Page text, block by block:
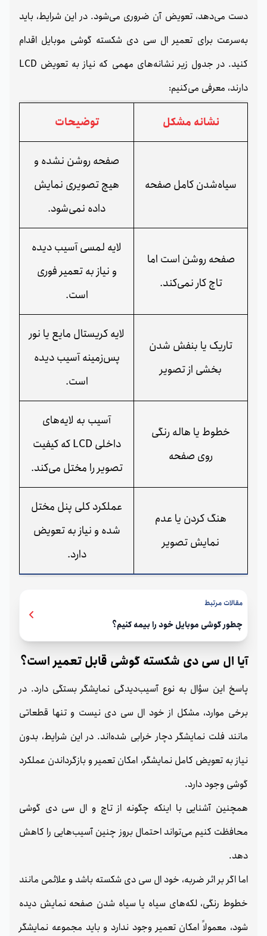
دست می‌دهد، تعویض آن ضروری می‌شود. در این شرایط، باید
به‌سرعت برای تعمیر ال سی دی شکسته گوشی موبایل اقدام
کنید. در جدول زیر نشانه‌های مهمی که نیاز به تعویض LCD
دارند، معرفی می‌کنیم:
نشانه مشکل توضیحات
سیاه‌شدن کامل صفحه
صفحه روشن نشده و
هیچ تصویری نمایش
داده نمی‌شود.
صفحه روشن است اما
تاچ کار نمی‌کند.
لایه لمسی آسیب دیده
و نیاز به تعمیر فوری
است.
تاریک یا بنفش شدن
بخشی از تصویر
لایه کریستال مایع یا نور
پس‌زمینه آسیب دیده
است.
خطوط یا هاله رنگی
روی صفحه
آسیب به لایه‌های
داخلی LCD که کیفیت
تصویر را مختل می‌کند.
هنگ کردن یا عدم
نمایش تصویر
عملکرد کلی پنل مختل
شده و نیاز به تعویض
دارد.
مقالات مرتبط
چطور گوشی موبایل خود را بیمه کنیم؟
آیا ال سی دی شکسته گوشی قابل تعمیر است؟
پاسخ این سؤال به نوع آسیب‌دیدگی نمایشگر بستگی دارد. در
برخی موارد، مشکل از خود ال سی دی نیست و تنها قطعاتی
مانند فلت نمایشگر دچار خرابی شده‌اند. در این شرایط، بدون
نیاز به تعویض کامل نمایشگر، امکان تعمیر و بازگرداندن عملکرد
گوشی وجود دارد.
همچنین آشنایی با اینکه چگونه از تاچ و ال سی دی گوشی
محافظت کنیم می‌تواند احتمال بروز چنین آسیب‌هایی را کاهش
دهد.
اما اگر بر اثر ضربه، خود ال سی دی شکسته باشد و علائمی مانند
خطوط رنگی، لکه‌های سیاه یا سیاه شدن صفحه نمایش دیده
شود، معمولاً امکان تعمیر وجود ندارد و باید مجموعه نمایشگر